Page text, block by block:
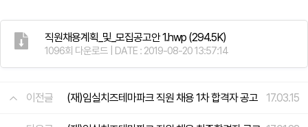
직원채용계획_및_모집공고안 1.hwp (294.5K)
1096회 다운로드 | DATE : 2019-08-20 13:57:14
이전글 (재)임실치즈테마파크 직원 채용 1차 합격자 공고 17.03.15